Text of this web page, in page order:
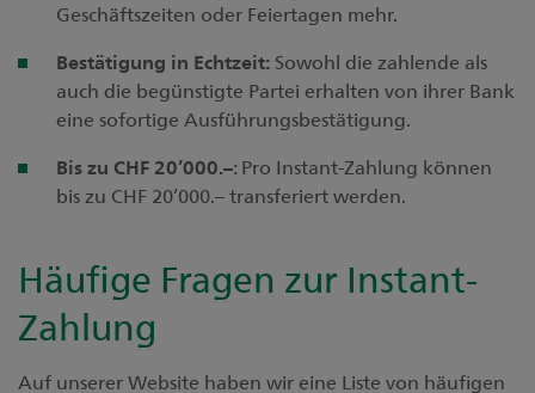
Geschäftszeiten oder Feiertagen mehr.
Bestätigung in Echtzeit: Sowohl die zahlende als
auch die begünstigte Partei erhalten von ihrer Bank
eine sofortige Ausführungsbestätigung.
Bis zu CHF 20’000.–: Pro Instant-Zahlung können
bis zu CHF 20’000.– transferiert werden.
Häufige Fragen zur Instant-
Zahlung
Auf unserer Website haben wir eine Liste von häufigen